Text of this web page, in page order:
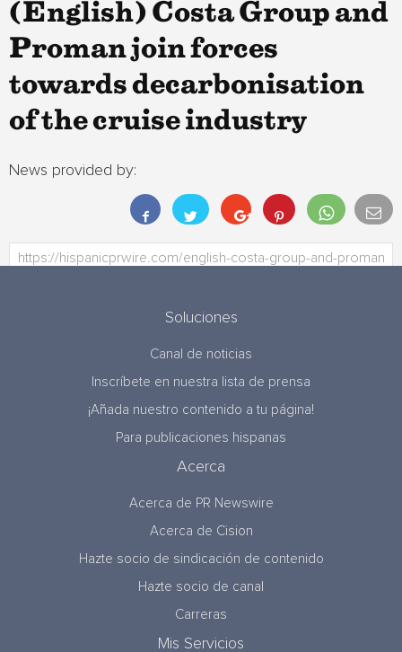
(English) Costa Group and
Proman join forces
towards decarbonisation
of the cruise industry
News provided by:
Soluciones
Canal de noticias
Inscríbete en nuestra lista de prensa
¡Añada nuestro contenido a tu página!
Para publicaciones hispanas
Acerca
Acerca de PR Newswire
Acerca de Cision
Hazte socio de sindicación de contenido
Hazte socio de canal
Carreras
Mis Servicios